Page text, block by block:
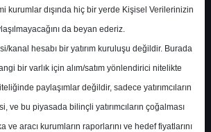
kurumlar dışında hiç bir yerde Kişisel Verilerinizin
da beyan ederiz.
kanal hesabı bir yatırım kuruluşu değildir. Burada
bir varlık için alım/satım yönlendirici nitelikte
paylaşımlar değildir, sadece yatırımcıların
ve bu piyasada bilinçli yatırımcıların çoğalması
ve aracı kurumların raporlarını ve hedef fiyatlarını